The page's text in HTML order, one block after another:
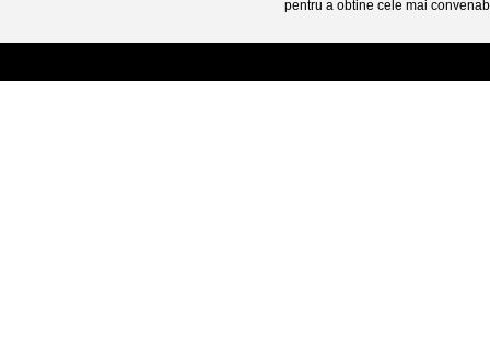
pentru a obtine cele mai